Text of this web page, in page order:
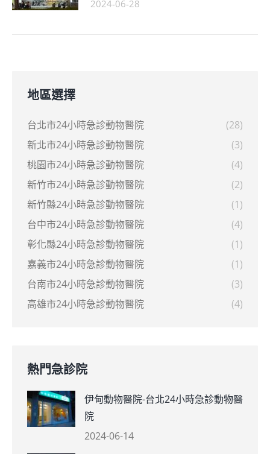
2024-06-28
地區選擇
台北市24小時急診動物醫院
(28)
新北市24小時急診動物醫院
(3)
桃園市24小時急診動物醫院
(4)
新竹市24小時急診動物醫院
(2)
新竹縣24小時急診動物醫院
(1)
台中市24小時急診動物醫院
(4)
彰化縣24小時急診動物醫院
(1)
嘉義市24小時急診動物醫院
(1)
台南市24小時急診動物醫院
(3)
高雄市24小時急診動物醫院
(4)
熱門急診院
伊甸動物醫院-台北24小時急診動物醫
院
2024-06-14